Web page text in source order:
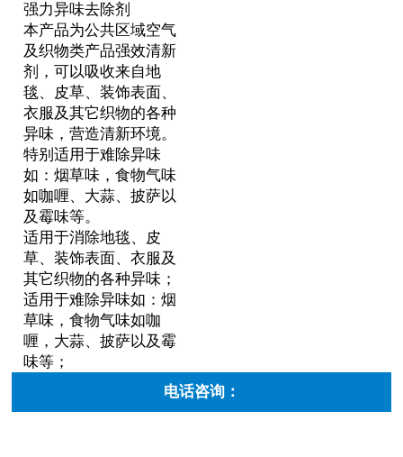
强力异味去除剂
本产品为公共区域空气
及织物类产品强效清新
剂，可以吸收来自地
毯、皮草、装饰表面、
衣服及其它织物的各种
异味，营造清新环境。
特别适用于难除异味
如：烟草味，食物气味
如咖喱、大蒜、披萨以
及霉味等。
适用于消除地毯、皮
草、装饰表面、衣服及
其它织物的各种异味；
适用于难除异味如：烟
草味，食物气味如咖
喱，大蒜、披萨以及霉
味等；
电话咨询：